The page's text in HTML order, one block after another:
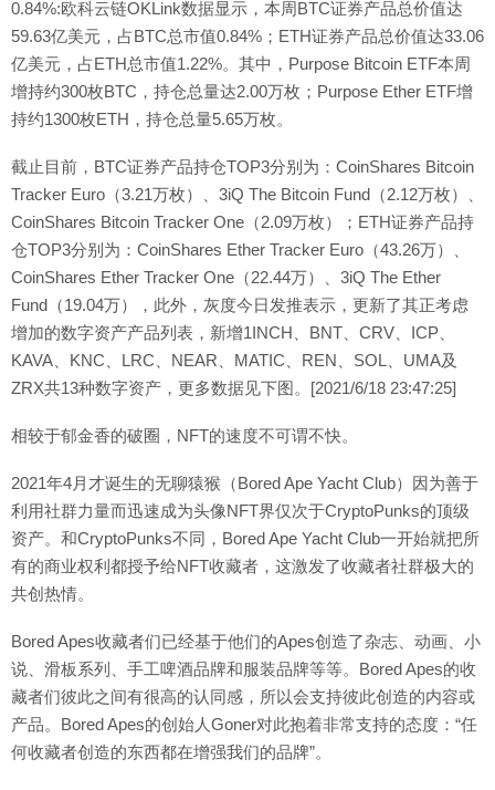
0.84%:欧科云链OKLink数据显示，本周BTC证券产品总价值达
59.63亿美元，占BTC总市值0.84%；ETH证券产品总价值达33.06
亿美元，占ETH总市值1.22%。其中，Purpose Bitcoin ETF本周
增持约300枚BTC，持仓总量达2.00万枚；Purpose Ether ETF增
持约1300枚ETH，持仓总量5.65万枚。
截止目前，BTC证券产品持仓TOP3分别为：CoinShares Bitcoin
Tracker Euro（3.21万枚）、3iQ The Bitcoin Fund（2.12万枚）、
CoinShares Bitcoin Tracker One（2.09万枚）；ETH证券产品持
仓TOP3分别为：CoinShares Ether Tracker Euro（43.26万）、
CoinShares Ether Tracker One（22.44万）、3iQ The Ether
Fund（19.04万），此外，灰度今日发推表示，更新了其正考虑
增加的数字资产产品列表，新增1INCH、BNT、CRV、ICP、
KAVA、KNC、LRC、NEAR、MATIC、REN、SOL、UMA及
ZRX共13种数字资产，更多数据见下图。[2021/6/18 23:47:25]
相较于郁金香的破圈，NFT的速度不可谓不快。
2021年4月才诞生的无聊猿猴（Bored Ape Yacht Club）因为善于
利用社群力量而迅速成为头像NFT界仅次于CryptoPunks的顶级
资产。和CryptoPunks不同，Bored Ape Yacht Club一开始就把所
有的商业权利都授予给NFT收藏者，这激发了收藏者社群极大的
共创热情。
Bored Apes收藏者们已经基于他们的Apes创造了杂志、动画、小
说、滑板系列、手工啤酒品牌和服装品牌等等。Bored Apes的收
藏者们彼此之间有很高的认同感，所以会支持彼此创造的内容或
产品。Bored Apes的创始人Goner对此抱着非常支持的态度：“任
何收藏者创造的东西都在增强我们的品牌”。